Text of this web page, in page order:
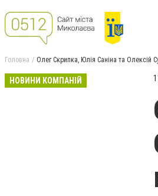
Головна Олег Скрипка, Юлія Саніна та Олексій
НОВИНИ КОМПАНІЙ